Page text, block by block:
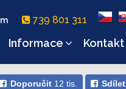
739 801 311
Informace Kontakt
Doporučit 12 tis. Sdílet